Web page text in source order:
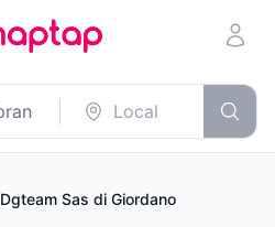
Dgteam Sas di Giordano